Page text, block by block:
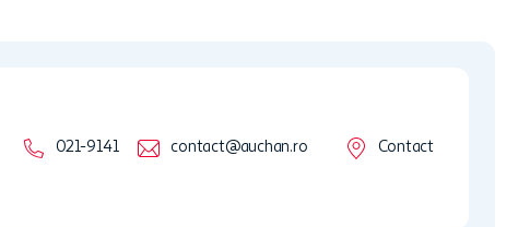
021-9141 contact@auchan.ro Contact